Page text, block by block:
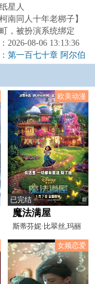
星人
南同人十年老梆子】
，被扮演系统绑定
演工藤新一，还要破
演附送...
2026-08-06 13:13:36
第一百七十章 阿尔伯
欧美动漫
已完结
魔法满屋
斯蒂芬妮·比翠丝,玛丽
亚·塞西莉亚·波特
女频恋爱